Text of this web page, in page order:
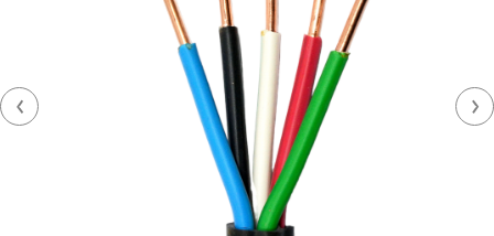
‹ ›